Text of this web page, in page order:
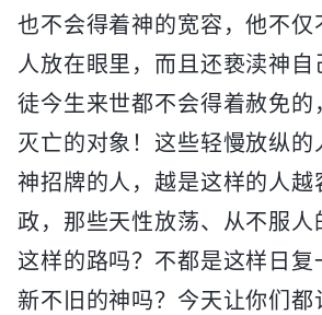
也不会得着神的宽容，他不仅
人放在眼里，而且还亵渎神自
徒今生来世都不会得着赦免的
灭亡的对象！这些轻慢放纵的
神招牌的人，越是这样的人越
政，那些天性放荡、从不服人
这样的路吗？不都是这样日复
新不旧的神吗？今天让你们都